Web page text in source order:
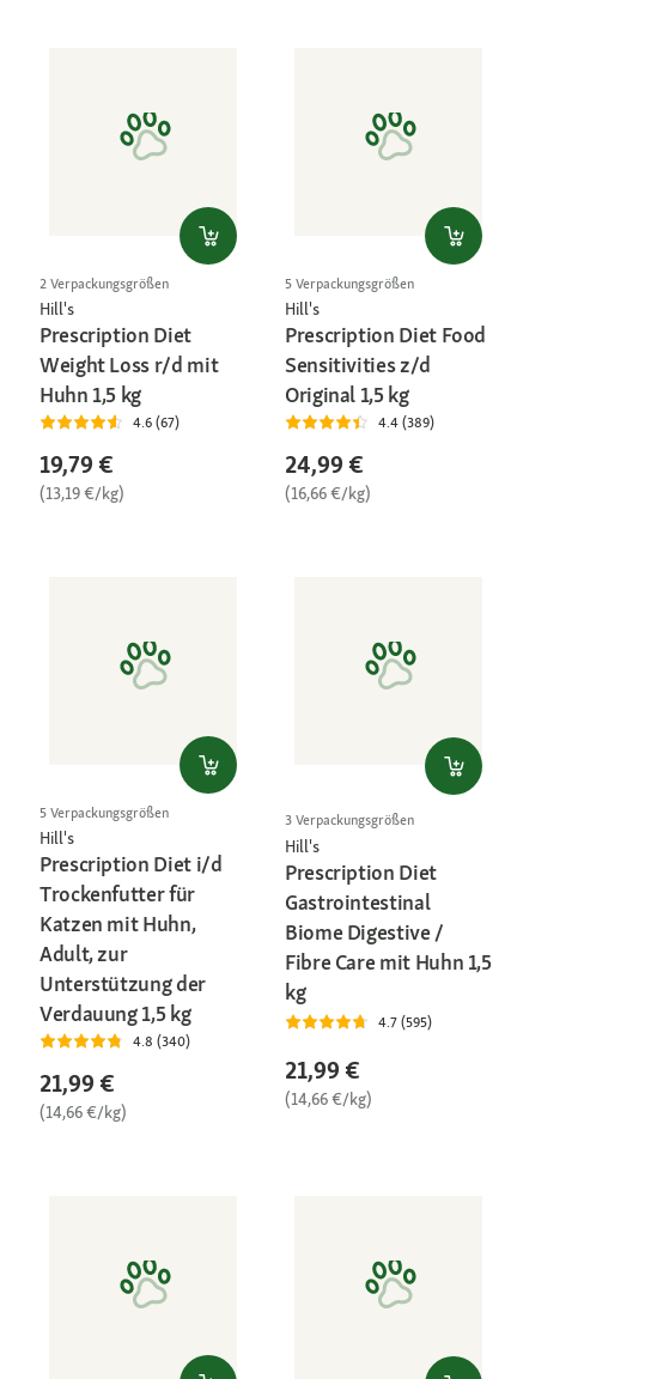
2 Verpackungsgrößen
Hill's
Prescription Diet
Weight Loss r/d mit
Huhn 1,5 kg
4.6 (67)
19,79 €
(13,19 €/kg)
5 Verpackungsgrößen
Hill's
Prescription Diet Food
Sensitivities z/d
Original 1,5 kg
4.4 (389)
24,99 €
(16,66 €/kg)
5 Verpackungsgrößen
Hill's
Prescription Diet i/d
Trockenfutter für
Katzen mit Huhn,
Adult, zur
Unterstützung der
Verdauung 1,5 kg
4.8 (340)
21,99 €
(14,66 €/kg)
3 Verpackungsgrößen
Hill's
Prescription Diet
Gastrointestinal
Biome Digestive /
Fibre Care mit Huhn 1,5
kg
4.7 (595)
21,99 €
(14,66 €/kg)